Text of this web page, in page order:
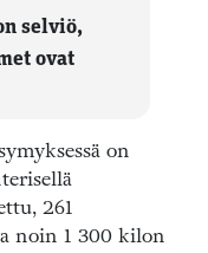
selviö,
ovat
on
261
noin 1 300 kilon